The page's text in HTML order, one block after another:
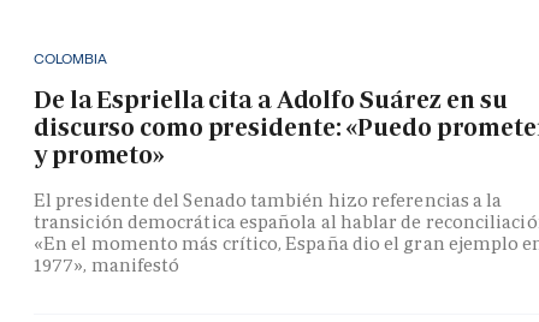
COLOMBIA
De la Espriella cita a Adolfo Suárez en su
discurso como presidente: «Puedo
y prometo»
El presidente del Senado también hizo referencias a la
transición democrática española al hablar de
«En el momento más crítico, España dio el gran ejemplo
1977», manifestó